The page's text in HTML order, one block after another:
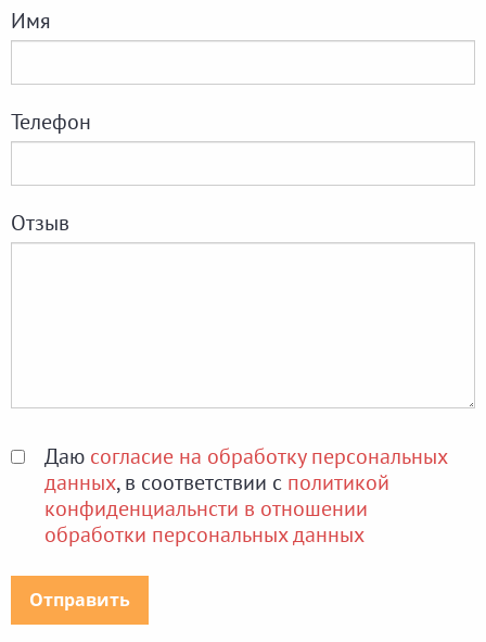
Имя
Телефон
Отзыв
Даю согласие на обработку персональных
данных, в соответствии с политикой
конфиденциальнсти в отношении
обработки персональных данных